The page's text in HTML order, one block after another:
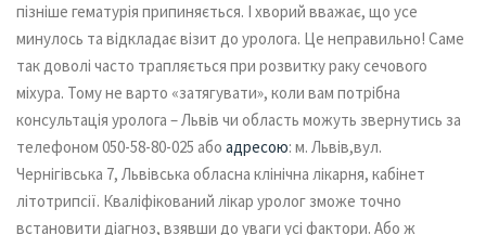
пізніше гематурія припиняється. І хворий вважає, що усе
минулось та відкладає візит до уролога. Це неправильно! Саме
так доволі часто трапляється при розвитку раку сечового
міхура. Тому не варто «затягувати», коли вам потрібна
консультація уролога – Львів чи область можуть звернутись за
телефоном 050-58-80-025 або адресою: м. Львів,вул.
Чернігівська 7, Львівська обласна клінічна лікарня, кабінет
літотрипсії. Кваліфікований лікар уролог зможе точно
встановити діагноз, взявши до уваги усі фактори. Або ж